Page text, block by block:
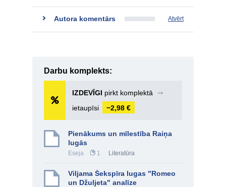
Autora komentārs Atvērt
Darbu komplekts:
IZDEVĪGI pirkt komplektā
➞
ietaupīsi
−2,98 €
Pienākums un mīlestība Raiņa
lugās
Eseja 1 Literatūra
Viljama Šekspīra lugas "Romeo
un Džuljeta" analīze